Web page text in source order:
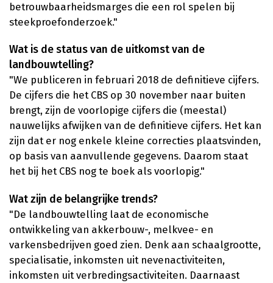
betrouwbaarheidsmarges die een rol spelen bij
steekproefonderzoek."
Wat is de status van de uitkomst van de
landbouwtelling?
"We publiceren in februari 2018 de definitieve cijfers.
De cijfers die het CBS op 30 november naar buiten
brengt, zijn de voorlopige cijfers die (meestal)
nauwelijks afwijken van de definitieve cijfers. Het kan
zijn dat er nog enkele kleine correcties plaatsvinden,
op basis van aanvullende gegevens. Daarom staat
het bij het CBS nog te boek als voorlopig."
Wat zijn de belangrijke trends?
"De landbouwtelling laat de economische
ontwikkeling van akkerbouw-, melkvee- en
varkensbedrijven goed zien. Denk aan schaalgrootte,
specialisatie, inkomsten uit nevenactiviteiten,
inkomsten uit verbredingsactiviteiten. Daarnaast